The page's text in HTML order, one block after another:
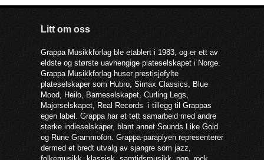
Litt om oss
Grappa Musikkforlag ble etablert i 1983, og er ett av
eldste og største uavhengige plateselskapet i Norge.
Grappa Musikkforlag huser prestisjefylte
plateselskaper som Hubro, Simax Classics, Blue
Mood, Heilo, Barneselskapet, Curling Legs,
Majorselskapet, Real Records i tillegg til Grappas
egen label. Grappa har et tett samarbeid med andre
sterke indieselskaper, blant annet Sounds Like Gold
og Rune Grammofon. Grappa-paraplyen representerer
dermed et bredt utvalg av sjangre som jazz,